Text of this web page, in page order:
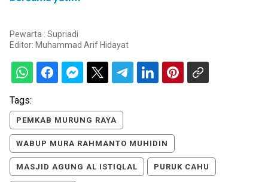
Pewarta : Supriadi
Editor: Muhammad Arif Hidayat
Tags:
PEMKAB MURUNG RAYA
WABUP MURA RAHMANTO MUHIDIN
MASJID AGUNG AL ISTIQLAL PURUK CAHU